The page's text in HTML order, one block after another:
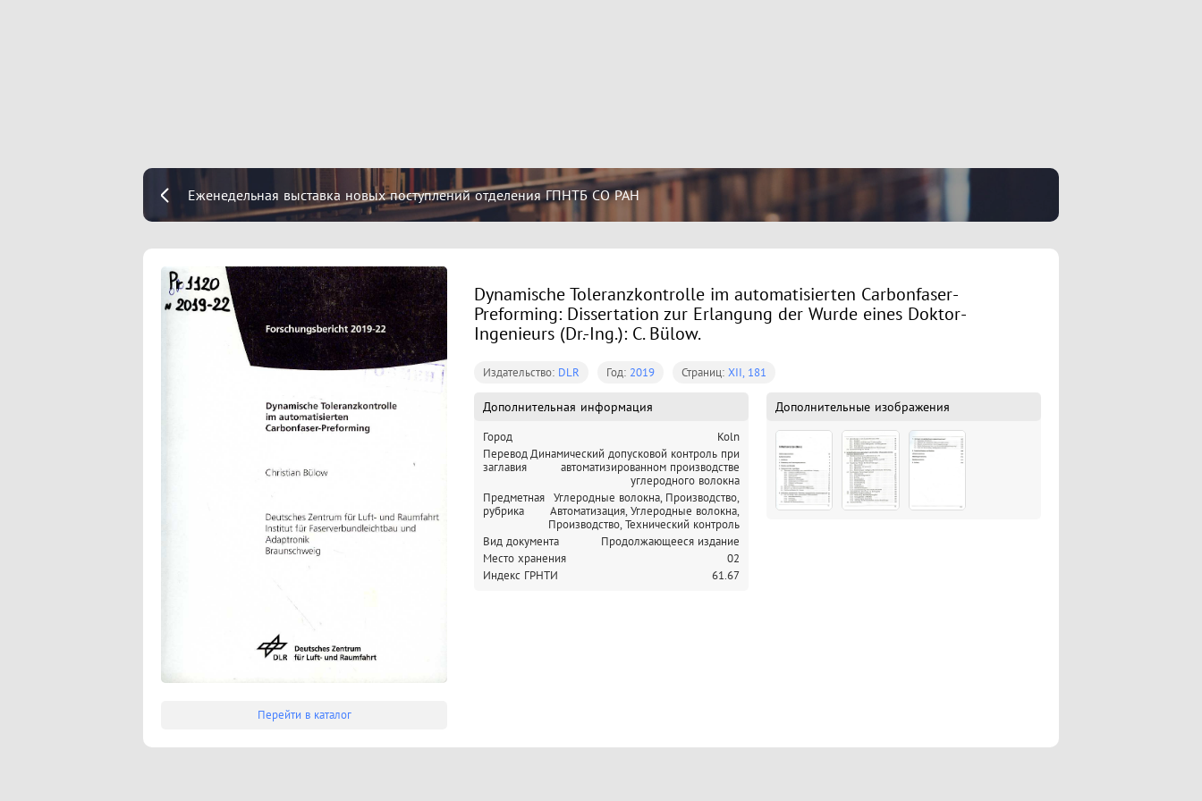
Еженедельная выставка новых поступлений отделения ГПНТБ СО РАН
Перейти в каталог
Dynamische Toleranzkontrolle im automatisierten Carbonfaser-
Preforming: Dissertation zur Erlangung der Wurde eines Doktor-
Ingenieurs (Dr.-Ing.): C. Bülow.
Издательство: DLR Год: 2019 Страниц: XII, 181
Дополнительная информация
Город
Koln
Перевод
заглавия
Динамический допусковой контроль при
автоматизированном производстве
углеродного волокна
Предметная
рубрика
Углеродные волокна, Производство,
Автоматизация, Углеродные волокна,
Производство, Технический контроль
Вид документа
Продолжающееся издание
Место хранения
02
Индекс ГРНТИ
61.67
Дополнительные изображения